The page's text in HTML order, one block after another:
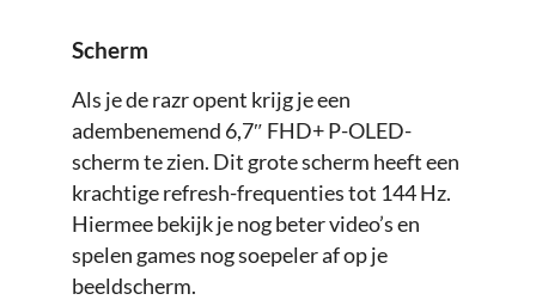
Scherm
Als je de razr opent krijg je een
adembenemend 6,7″ FHD+ P-OLED-
scherm te zien. Dit grote scherm heeft een
krachtige refresh-frequenties tot 144 Hz.
Hiermee bekijk je nog beter video’s en
spelen games nog soepeler af op je
beeldscherm.